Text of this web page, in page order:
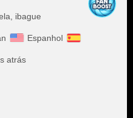
ibague
Espanhol
atrás